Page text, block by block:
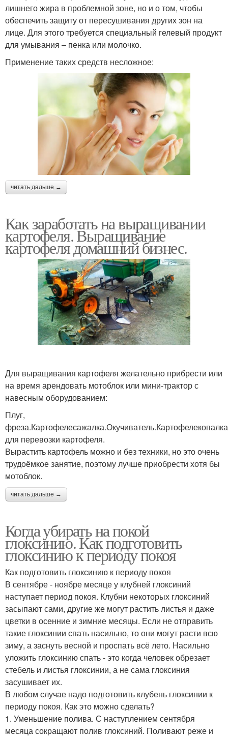
лишнего жира в проблемной зоне, но и о том, чтобы
обеспечить защиту от пересушивания других зон на
лице. Для этого требуется специальный гелевый продукт
для умывания – пенка или молочко.
Применение таких средств несложное:
читать дальше →
Как заработать на выращивании
картофеля. Выращивание
картофеля домашний бизнес.
Для выращивания картофеля желательно прибрести или
на время арендовать мотоблок или мини-трактор с
навесным оборудованием:
Плуг,
для перевозки картофеля.
Вырастить картофель можно и без техники, но это очень
трудоёмкое занятие, поэтому лучше приобрести хотя бы
мотоблок.
читать дальше →
Когда убирать на покой
глоксинию. Как подготовить
глоксинию к периоду покоя
Как подготовить глоксинию к периоду покоя
В сентябре - ноябре месяце у клубней глоксиний
наступает период покоя. Клубни некоторых глоксиний
засыпают сами, другие же могут растить листья и даже
цветки в осенние и зимние месяцы. Если не отправить
такие глоксинии спать насильно, то они могут расти всю
зиму, а заснуть весной и проспать всё лето. Насильно
уложить глоксинию спать - это когда человек обрезает
стебель и листья глоксинии, а не сама глоксиния
засушивает их.
В любом случае надо подготовить клубень глоксинии к
периоду покоя. Как это можно сделать?
1. Уменьшение полива. С наступлением сентября
месяца сокращают полив глоксиний. Поливают реже и